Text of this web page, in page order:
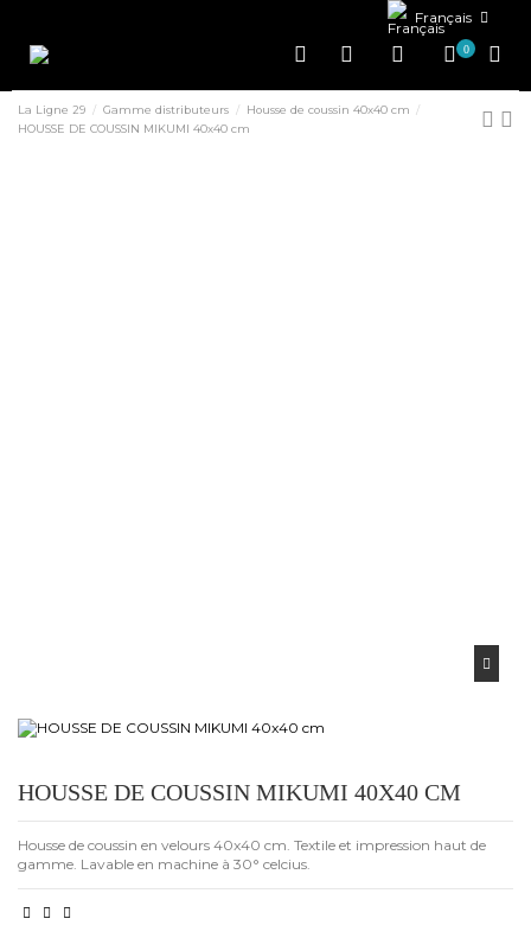
Français
0
La Ligne 29 Gamme distributeurs
Housse de coussin 40x40 cm
HOUSSE DE COUSSIN MIKUMI 40x40 cm
HOUSSE DE COUSSIN MIKUMI 40X40 CM
Housse de coussin en velours 40x40 cm. Textile et impression haut de
gamme. Lavable en machine à 30° celcius.